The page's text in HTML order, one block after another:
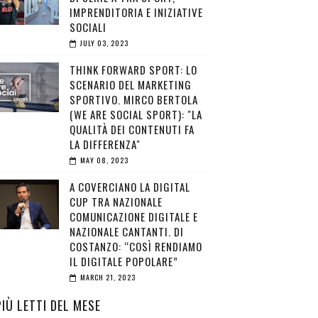
IMPRENDITORIA E INIZIATIVE
SOCIALI
JULY 03, 2023
THINK FORWARD SPORT: LO
SCENARIO DEL MARKETING
SPORTIVO. MIRCO BERTOLA
(WE ARE SOCIAL SPORT): "LA
QUALITÀ DEI CONTENUTI FA
LA DIFFERENZA"
MAY 08, 2023
A COVERCIANO LA DIGITAL
CUP TRA NAZIONALE
COMUNICAZIONE DIGITALE E
NAZIONALE CANTANTI. DI
COSTANZO: “COSÌ RENDIAMO
IL DIGITALE POPOLARE”
MARCH 21, 2023
LETTI DEL MESE